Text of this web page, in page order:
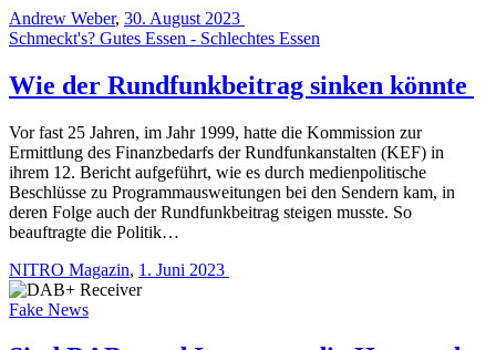
Andrew Weber, 30. August 2023
Schmeckt's? Gutes Essen - Schlechtes Essen
Wie der Rundfunkbeitrag sinken könnte
Vor fast 25 Jahren, im Jahr 1999, hatte die Kommission zur
Ermittlung des Finanzbedarfs der Rundfunkanstalten (KEF) in
ihrem 12. Bericht aufgeführt, wie es durch medienpolitische
Beschlüsse zu Programmausweitungen bei den Sendern kam, in
deren Folge auch der Rundfunkbeitrag steigen musste. So
beauftragte die Politik…
NITRO Magazin, 1. Juni 2023
Fake News